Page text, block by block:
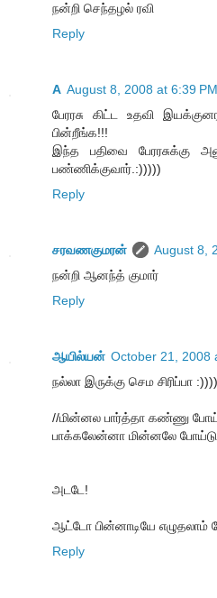
நன்றி செந்தழல் ரவி
Reply
A August 8, 2008 at 6:39 PM
பேரரசு கிட்ட உதவி
பின்றீங்க!!!
இந்த பதிவை பேரரசுக்கு
பண்ணிக்குவார்.:)))))
Reply
சரவணகுமரன்
August 8,
நன்றி ஆனந்த் குமார்
Reply
ஆயில்யன் October 21, 2008
நல்லா இருக்கு செம சிரிப்பா :))))
//மின்னல பார்த்தா கண்ணு
பாக்கலேன்னா மின்னலே
அடடே!
ஆட்டோ பின்னாடியே எழுதலாம்
Reply